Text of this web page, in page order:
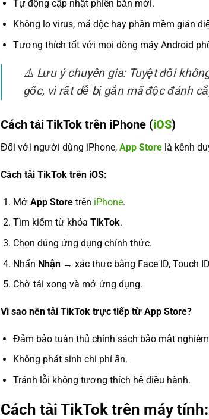
Tự động cập nhật phiên bản mới.
Không lo virus, mã độc hay phần mềm gián
Tương thích tốt với mọi dòng máy Android
⚠️ Lưu ý chuyên gia: Tuyệt đối
gốc, vì rất dễ bị gắn mã độc đánh
Cách tải TikTok trên iPhone (iOS)
Đối với người dùng iPhone, App Store là kênh
Cách tải TikTok trên iOS:
Mở App Storetrên iPhone.
Tìm kiếm từ khóa TikTok.
Chọn đúng ứng dụng chính thức.
Nhấn Nhận→ xác thực bằng Face ID, Touch
Chờ tải xong và mở ứng dụng.
Vì sao nên tải TikTok trực tiếp từ App Store?
Đảm bảo tuân thủ chính sách bảo mật
Không phát sinh chi phí ẩn.
Tránh lỗi không tương thích hệ điều hành.
Cách tải TikTok trên máy